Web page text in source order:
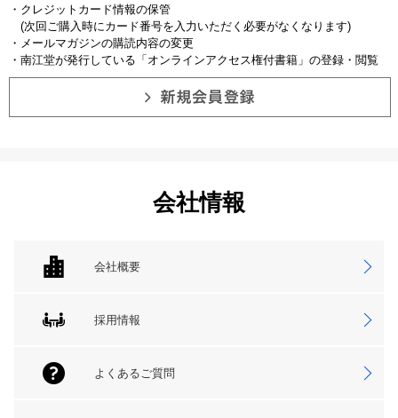
・クレジットカード情報の保管
(次回ご購入時にカード番号を入力いただく必要がなくなります)
・メールマガジンの購読内容の変更
・南江堂が発行している「オンラインアクセス権付書籍」の登録・閲覧
会社情報
会社概要
採用情報
よくあるご質問